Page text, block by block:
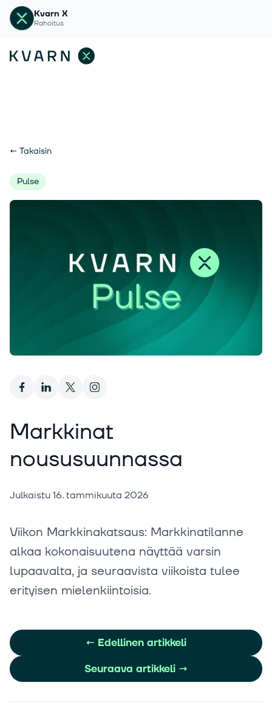
Kvarn X
Rahoitus
← Takaisin
Pulse
Markkinat
noususuunnassa
Julkaistu16. tammikuuta 2026
Viikon Markkinakatsaus: Markkinatilanne
alkaa kokonaisuutena näyttää varsin
lupaavalta, ja seuraavista viikoista tulee
erityisen mielenkiintoisia.
← Edellinen artikkeli
Seuraava artikkeli →